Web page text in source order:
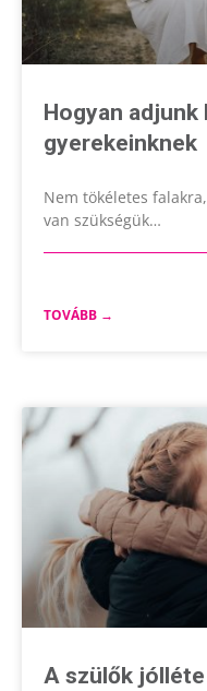
Hogyan
gyerekeinknek
Nem tökéletes
van szükségük…
TOVÁBB →
A szülők jólléte